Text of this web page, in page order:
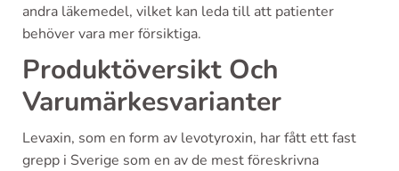
andra läkemedel, vilket kan leda till att patienter
behöver vara mer försiktiga.
Produktöversikt Och
Varumärkesvarianter
Levaxin, som en form av levotyroxin, har fått ett fast
grepp i Sverige som en av de mest föreskrivna